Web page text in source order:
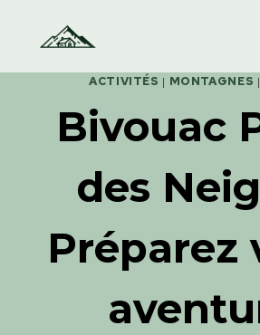
ACTIVITÉS | MONTAGNES
Bivouac
des
Préparez